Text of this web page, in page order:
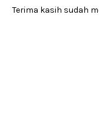
Terima kasih sudah